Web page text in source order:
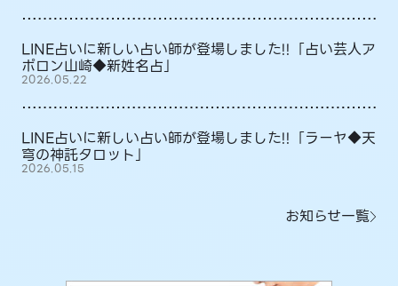
LINE占いに新しい占い師が登場しました!!「占い芸人ア
ポロン山崎◆新姓名占」
2026.05.22
LINE占いに新しい占い師が登場しました!!「ラーヤ◆天
穹の神託タロット」
2026.05.15
お知らせ一覧